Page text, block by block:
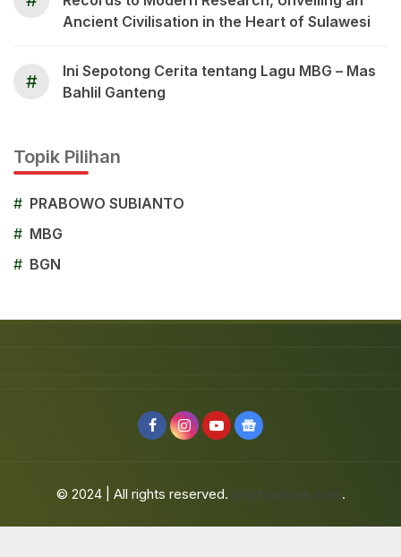
Ancient Civilisation in the Heart of Sulawesi
#
Ini Sepotong Cerita tentang Lagu MBG – Mas
Bahlil Ganteng
Topik Pilihan
# PRABOWO SUBIANTO
# MBG
# BGN
© 2024 | All rights reserved. jafarbuaisme.com.